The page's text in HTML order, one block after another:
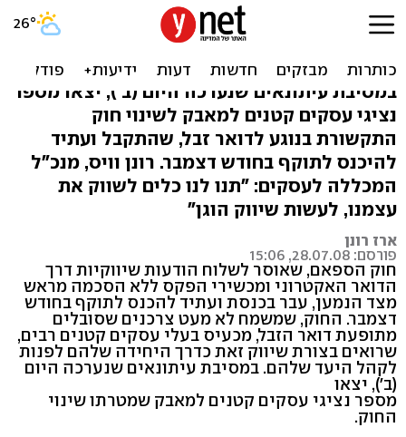
העסקים הקטנים יוצאים נגד
החוק למניעת ספאם
במסיבת עיתונאים שנערכה היום (ב'), יצאו מספר
נציגי עסקים קטנים למאבק לשינוי חוק
התקשורת בנוגע לדואר זבל, שהתקבל ועתיד
להיכנס לתוקף בחודש דצמבר. רונן וויס, מנכ"ל
המכללה לעסקים: "תנו לנו כלים לשווק את
עצמנו, לעשות שיווק הוגן"
ארז רונן
פורסם: 28.07.08, 15:06
חוק הספאם, שאוסר לשלוח הודעות שיווקיות דרך
הדואר האקטרוני ומכשירי הפקס ללא הסכמה מראש
מצד הנמען, עבר בכנסת ועתיד להכנס לתוקף בחודש
דצמבר. החוק, שמשמח לא מעט צרכנים שסובלים
מתופעת דואר הזבל, מכעיס בעלי עסקים קטנים רבים,
שרואים בצורת שיווק זאת כדרך היחידה שלהם לפנות
לקהל היעד שלהם. במסיבת עיתונאים שנערכה היום
(ב'), יצאו
מספר נציגי עסקים קטנים למאבק שמטרתו שינוי
החוק.